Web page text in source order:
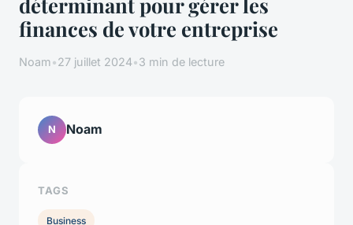
finances de votre entreprise
Noam•27 juillet 2024•3 min de lecture
N Noam
TAGS
Business